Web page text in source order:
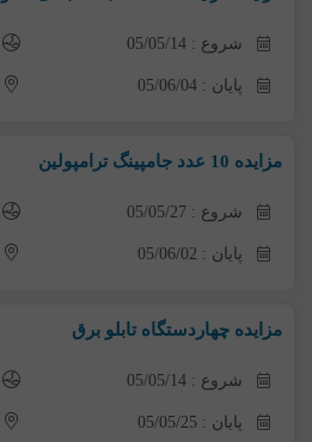
شروع : 05/05/14
پایان : 05/06/04
مزایده 10 عدد جامپینگ ترامپولین
شروع : 05/05/27
پایان : 05/06/02
مزایده چهاردستگاه تابلو برق
شروع : 05/05/14
پایان : 05/05/25